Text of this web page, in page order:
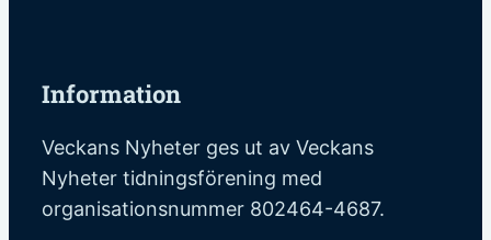
Information
Veckans Nyheter ges ut av Veckans
Nyheter tidningsförening med
organisationsnummer 802464-4687.